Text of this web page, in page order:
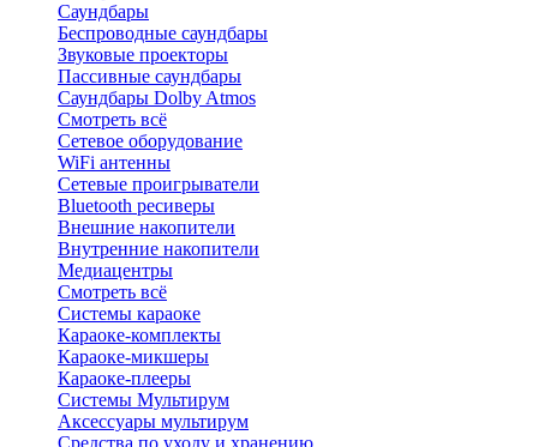
Саундбары
Беспроводные саундбары
Звуковые проекторы
Пассивные саундбары
Саундбары Dolby Atmos
Смотреть всё
Сетевое оборудование
WiFi антенны
Сетевые проигрыватели
Bluetooth ресиверы
Внешние накопители
Внутренние накопители
Медиацентры
Смотреть всё
Системы караоке
Караоке-комплекты
Караоке-микшеры
Караоке-плееры
Системы Мультирум
Аксессуары мультирум
Средства по уходу и хранению